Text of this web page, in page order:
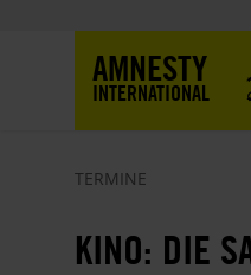
AMNESTY
INTERNATIONAL
TERMINE
KINO: DIE